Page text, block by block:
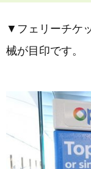
▼フェリーチケ
械が目印です。